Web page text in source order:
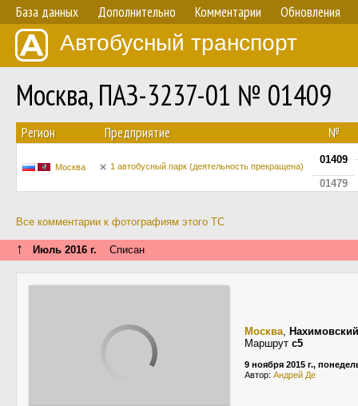
База данных Дополнительно Комментарии Обновления
Автобусный транспорт
Москва, ПАЗ-3237-01 № 01409
Регион Предприятие №
Москва 1 автобусный парк (деятельность прекращена)
01409
01479
Все комментарии к фотографиям этого ТС
↑ Июль 2016 г. Списан
Москва,
Маршрут с5
9 ноября 2015 г.,
Автор: Андрей Де